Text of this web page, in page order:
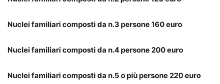
Nuclei familiari composti da n.3 persone 160 euro
Nuclei familiari composti da n.4 persone 200 euro
Nuclei familiari composti da n.5 o più persone 220 euro